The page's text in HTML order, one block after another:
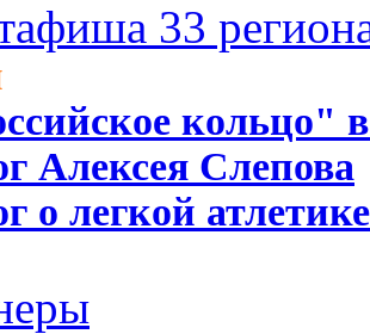
33
кольцо"
Алексея Слепова
о легкой